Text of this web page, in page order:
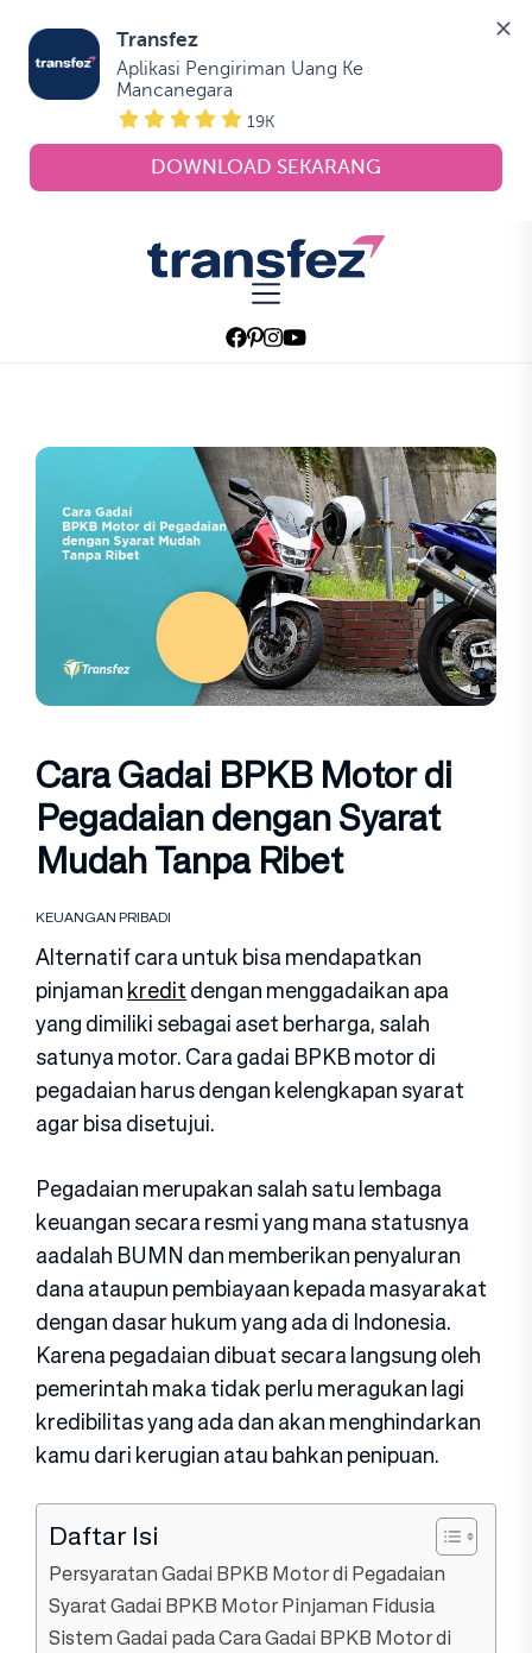
Transfez
Aplikasi Pengiriman Uang Ke
Mancanegara
19K
DOWNLOAD SEKARANG
Transfez
Cara Gadai BPKB Motor di
Pegadaian dengan Syarat
Mudah Tanpa Ribet
KEUANGAN PRIBADI
Alternatif cara untuk bisa mendapatkan
pinjamankreditdengan menggadaikan apa
yang dimiliki sebagai aset berharga, salah
satunya motor. Cara gadai BPKB motor di
pegadaian harus dengan kelengkapan syarat
agar bisa disetujui.
Pegadaian merupakan salah satu lembaga
keuangan secara resmi yang mana statusnya
aadalah BUMN dan memberikan penyaluran
dana ataupun pembiayaan kepada masyarakat
dengan dasar hukum yang ada di Indonesia.
Karena pegadaian dibuat secara langsung oleh
pemerintah maka tidak perlu meragukan lagi
kredibilitas yang ada dan akan menghindarkan
kamu dari kerugian atau bahkan penipuan.
Daftar Isi
Persyaratan Gadai BPKB Motor di Pegadaian
Syarat Gadai BPKB Motor Pinjaman Fidusia
Sistem Gadai pada Cara Gadai BPKB Motor di